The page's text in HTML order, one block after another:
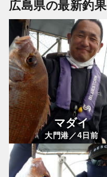
広島県の最新釣果
マダイ
大門港／4 日前